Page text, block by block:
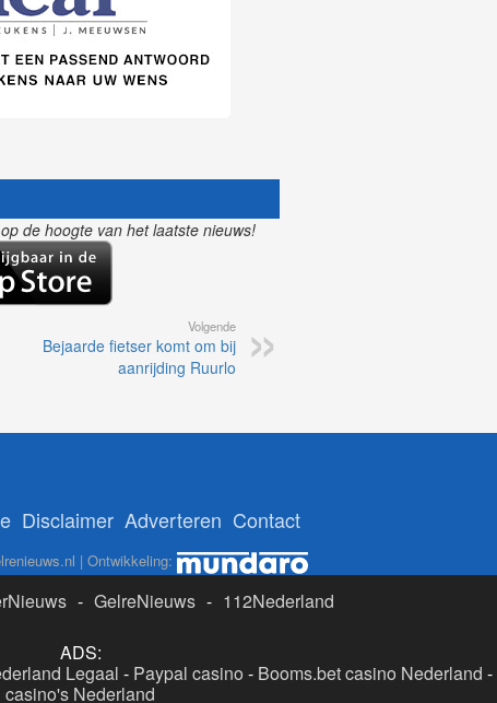
de hoogte van het laatste nieuws!
Volgende
Bejaarde fietser komt om bij
aanrijding Ruurlo
Disclaimer Adverteren Contact
| Ontwikkeling:
- GelreNieuws - 112Nederland
ADS:
Legaal - Paypal casino - Booms.bet casino Nederland -
casino's Nederland